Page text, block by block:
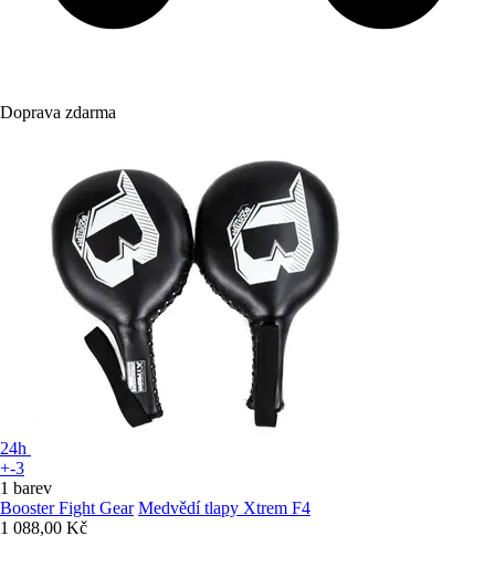
Doprava zdarma
24h
+-3
1 barev
Booster Fight Gear Medvědí tlapy Xtrem F4
1 088,00 Kč